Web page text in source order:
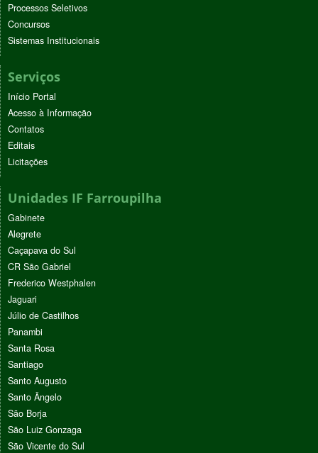
Processos Seletivos
Concursos
Sistemas Institucionais
Serviços
Início Portal
Acesso à Informação
Contatos
Editais
Licitações
Unidades IF Farroupilha
Gabinete
Alegrete
Caçapava do Sul
CR São Gabriel
Frederico Westphalen
Jaguari
Júlio de Castilhos
Panambi
Santa Rosa
Santiago
Santo Augusto
Santo Ângelo
São Borja
São Luiz Gonzaga
São Vicente do Sul